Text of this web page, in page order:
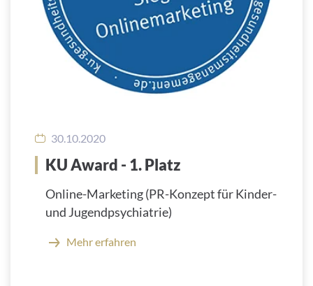
30.10.2020
KU Award - 1. Platz
Online-Marketing (PR-Konzept für Kinder-
und Jugendpsychiatrie)
Mehr erfahren